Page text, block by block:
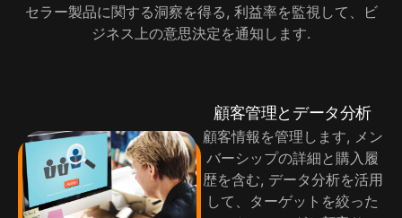
セラー製品に関する洞察を得る, 利益率を監視して、ビ
ジネス上の意思決定を通知します.
顧客管理とデータ分析
顧客情報を管理します, メン
バーシップの詳細と購入履
歴を含む, データ分析を活用
して、ターゲットを絞った